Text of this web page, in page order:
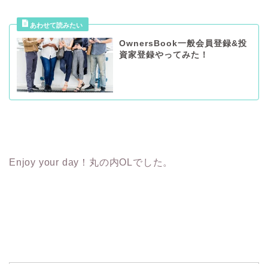
OwnersBook一般会員登録&投
資家登録やってみた！
Enjoy your day！丸の内OLでした。